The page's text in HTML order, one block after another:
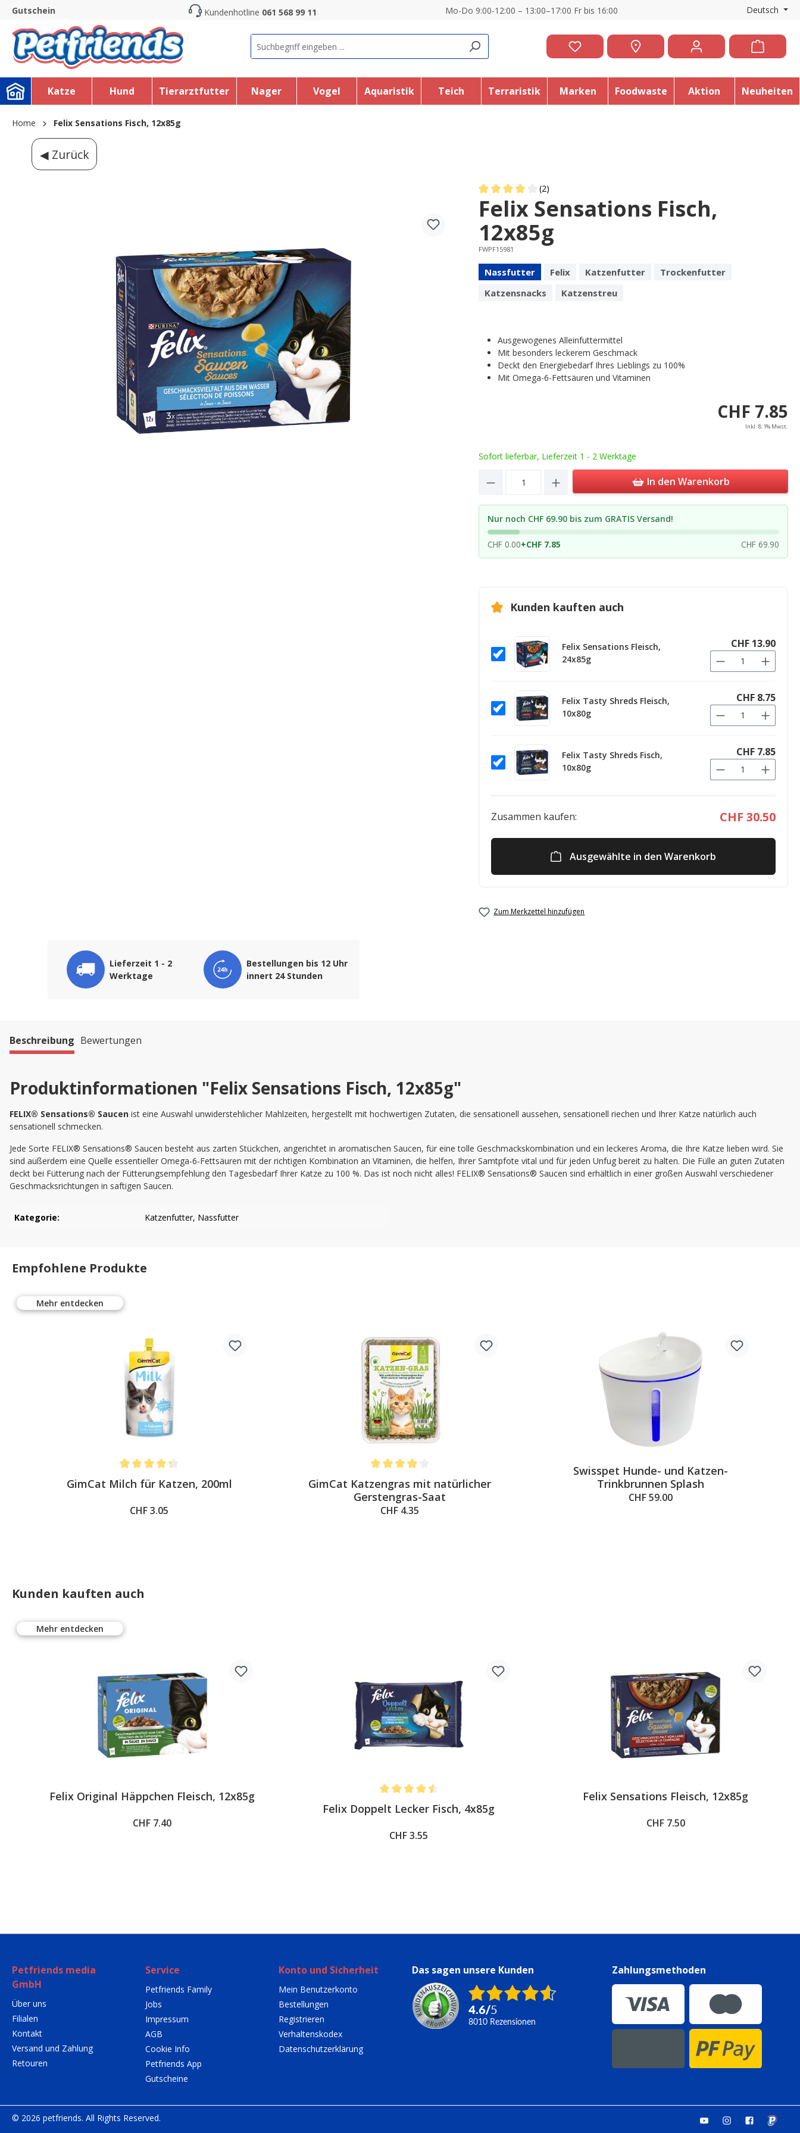
Skip to main navigation
Gutschein Kundenhotline 061 568 99 11 Mo-Do 9:00-12:00 – 13:00–17:00 Fr bis 16:00 Deutsch
Katze Hund Tierarztfutter Nager Vogel Aquaristik Teich Terraristik Marken Foodwaste Aktion Neuheiten
Home Felix Sensations Fisch, 12x85g
◀ Zurück
Average rating of 4 out of 5 stars
(2)
Felix Sensations Fisch,
12x85g
FWPF15981
Nassfutter Felix Katzenfutter
Trockenfutter
Katzensnacks
Katzenstreu
Ausgewogenes Alleinfuttermittel
Mit besonders leckerem Geschmack
Deckt den Energiebedarf Ihres Lieblings zu 100%
Mit Omega-6-Fettsäuren und Vitaminen
CHF 7.85
Inkl. 8.1% Mwst.
Sofort lieferbar, Lieferzeit 1 - 2 Werktage
Product Quantity: Enter the desired amount
In den Warenkorb
Nur noch CHF 69.90 bis zum GRATIS Versand!
CHF 0.00+CHF 7.85 CHF 69.90
Kunden kauften auch
Felix Sensations Fleisch,
24x85g
CHF 13.90
Felix Tasty Shreds Fleisch,
10x80g
CHF 8.75
Felix Tasty Shreds Fisch,
10x80g
CHF 7.85
Zusammen kaufen: CHF 30.50
Ausgewählte in den Warenkorb
Zum Merkzettel hinzufügen
Lieferzeit 1 - 2
Werktage
Bestellungen bis 12 Uhr
innert 24 Stunden
Beschreibung Bewertungen
Produktinformationen "Felix Sensations Fisch, 12x85g"
FELIX® Sensations® Saucen ist eine Auswahl unwiderstehlicher Mahlzeiten, hergestellt mit hochwertigen Zutaten, die sensationell aussehen, sensationell riechen und Ihrer Katze natürlich auch
sensationell schmecken.
Jede Sorte FELIX® Sensations® Saucen besteht aus zarten Stückchen, angerichtet in aromatischen Saucen, für eine tolle Geschmackskombination und ein leckeres Aroma, die Ihre Katze lieben wird. Sie
sind außerdem eine Quelle essentieller Omega-6-Fettsäuren mit der richtigen Kombination an Vitaminen, die helfen, Ihrer Samtpfote vital und für jeden Unfug bereit zu halten. Die Fülle an guten Zutaten
deckt bei Fütterung nach der Fütterungsempfehlung den Tagesbedarf Ihrer Katze zu 100 %. Das ist noch nicht alles! FELIX® Sensations® Saucen sind erhältlich in einer großen Auswahl verschiedener
Geschmacksrichtungen in saftigen Saucen.
Kategorie: Katzenfutter, Nassfutter
Empfohlene Produkte
Mehr entdecken
GimCat Milch für Katzen, 200ml
CHF 3.05
GimCat Katzengras mit natürlicher
Gerstengras-Saat
CHF 4.35
Swisspet Hunde- und Katzen-
Trinkbrunnen Splash
CHF 59.00
Kunden kauften auch
Mehr entdecken
Felix Original Häppchen Fleisch, 12x85g
CHF 7.40
Average rating of 4.5 out of 5 stars
Felix Doppelt Lecker Fisch, 4x85g
CHF 3.55
Felix Sensations Fleisch, 12x85g
CHF 7.50
Petfriends media
GmbH
Über uns
Filialen
Kontakt
Versand und Zahlung
Retouren
Service
Petfriends Family
Jobs
Impressum
AGB
Cookie Info
Petfriends App
Gutscheine
Konto und Sicherheit
Mein Benutzerkonto
Bestellungen
Registrieren
Verhaltenskodex
Datenschutzerklärung
Das sagen unsere Kunden
4.6/5
8010 Rezensionen
Zahlungsmethoden
© 2026 petfriends. All Rights Reserved.